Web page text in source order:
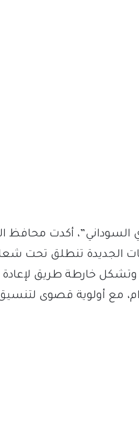
أكدت محافظ
الجديدة تنطلق تحت
وتشكل خارطة طريق لإعادة
مع أولوية قصوى